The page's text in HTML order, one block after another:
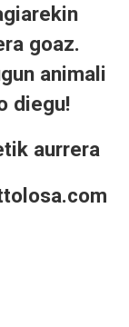
goaz.
animali
diegu!
aurrera